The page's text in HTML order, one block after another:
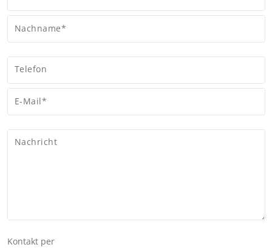
Nachname*
Telefon
E-Mail*
Nachricht
Kontakt per